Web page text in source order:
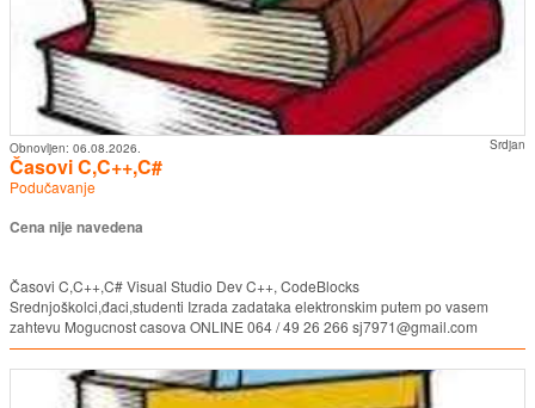
Srdjan
Obnovljen: 06.08.2026.
Časovi C,C++,C#
Podučavanje
Cena nije navedena
Časovi C,C++,C# Visual Studio Dev C++, CodeBlocks
Srednjoškolci,đaci,studenti Izrada zadataka elektronskim putem po vasem
zahtevu Mogucnost casova ONLINE 064 / 49 26 266 sj7971@gmail.com